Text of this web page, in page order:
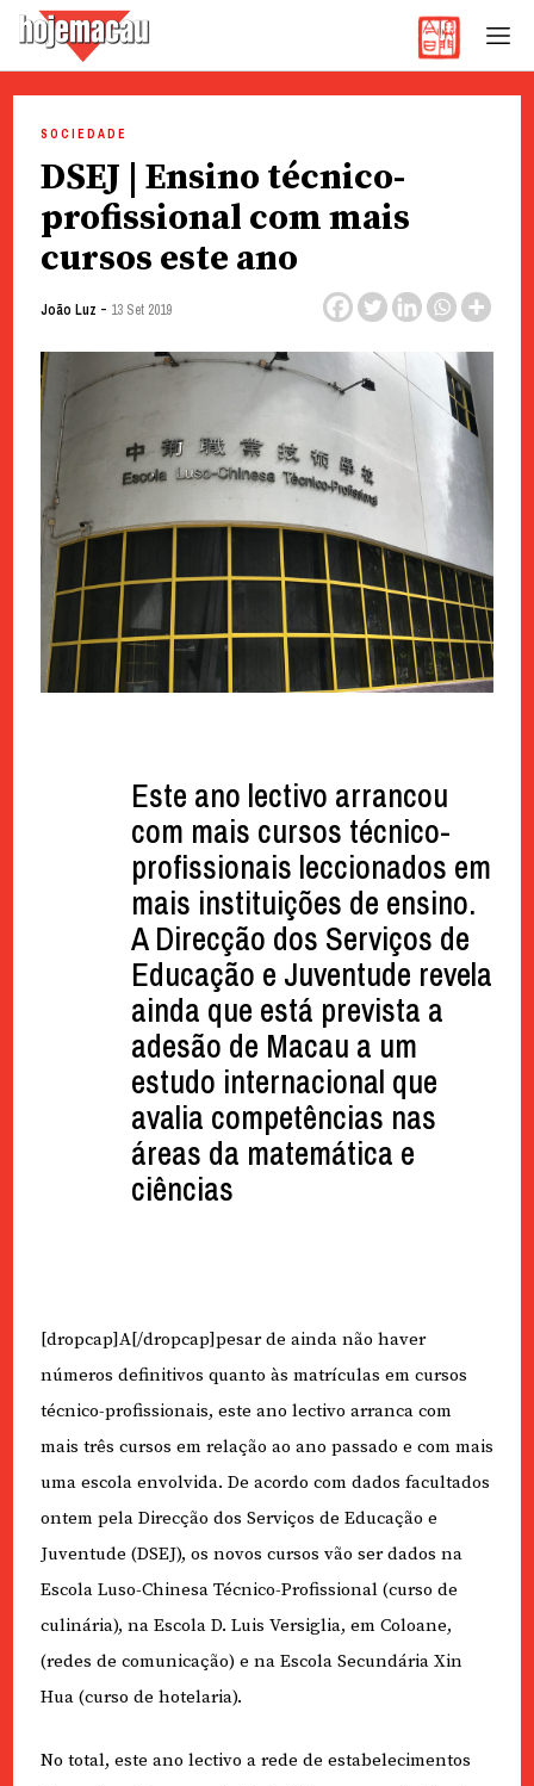
content
SOCIEDADE
DSEJ | Ensino técnico-
profissional com mais
cursos este ano
João Luz - 13 Set 2019
Este ano lectivo arrancou
com mais cursos técnico-
profissionais leccionados em
mais instituições de ensino.
A Direcção dos Serviços de
Educação e Juventude revela
ainda que está prevista a
adesão de Macau a um
estudo internacional que
avalia competências nas
áreas da matemática e
ciências
[dropcap]A[/dropcap]pesar de ainda não haver
números definitivos quanto às matrículas em cursos
técnico-profissionais, este ano lectivo arranca com
mais três cursos em relação ao ano passado e com mais
uma escola envolvida. De acordo com dados facultados
ontem pela Direcção dos Serviços de Educação e
Juventude (DSEJ), os novos cursos vão ser dados na
Escola Luso-Chinesa Técnico-Profissional (curso de
culinária), na Escola D. Luis Versiglia, em Coloane,
(redes de comunicação) e na Escola Secundária Xin
Hua (curso de hotelaria).
No total, este ano lectivo a rede de estabelecimentos